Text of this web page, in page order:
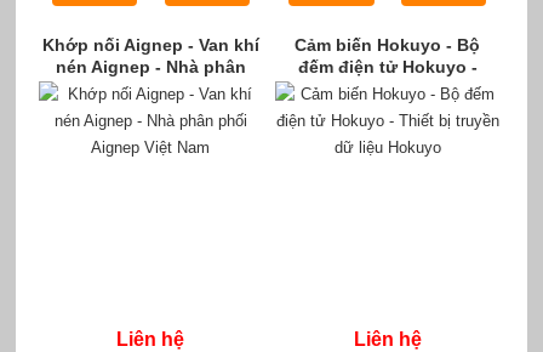
Khớp nối Aignep - Van khí
nén Aignep - Nhà phân
phối Aignep Việt Nam
Liên hệ
Cảm biến Hokuyo - Bộ
đếm điện tử Hokuyo -
Thiết bị truyền dữ liệu
Hokuyo
Liên hệ